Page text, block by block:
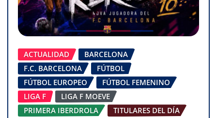
ACTUALIDAD
BARCELONA
F.C. BARCELONA
FÚTBOL
FÚTBOL EUROPEO
FÚTBOL FEMENINO
LIGA F
LIGA F MOEVE
PRIMERA IBERDROLA
TITULARES DEL DÍA